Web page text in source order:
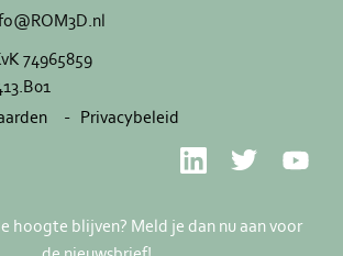
74965859
Privacybeleid
hoogte blijven? Meld je dan nu aan voor